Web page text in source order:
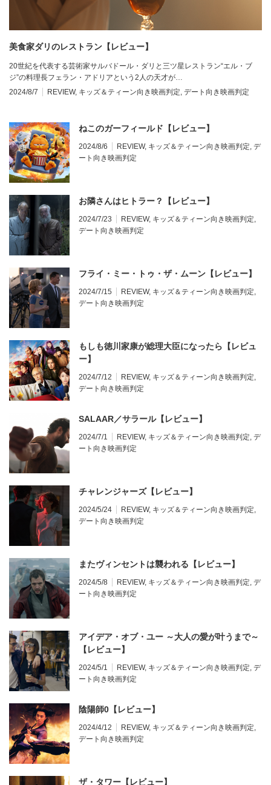
美食家ダリのレストラン【レビュー】
20世紀を代表する芸術家サルバドール・ダリと三ツ星レストラン“エル・ブ
ジ”の料理長フェラン・アドリアという2人の天才が…
2024/8/7
REVIEW, キッズ＆ティーン向き映画判定, デート向き映画判定
ねこのガーフィールド【レビュー】
2024/8/6 REVIEW, キッズ＆ティーン向き映画判定, デ
ート向き映画判定
お隣さんはヒトラー？【レビュー】
2024/7/23 REVIEW, キッズ＆ティーン向き映画判定,
デート向き映画判定
フライ・ミー・トゥ・ザ・ムーン【レビュー】
2024/7/15 REVIEW, キッズ＆ティーン向き映画判定,
デート向き映画判定
もしも徳川家康が総理大臣になったら【レビュ
ー】
2024/7/12 REVIEW, キッズ＆ティーン向き映画判定,
デート向き映画判定
SALAAR／サラール【レビュー】
2024/7/1 REVIEW, キッズ＆ティーン向き映画判定, デ
ート向き映画判定
チャレンジャーズ【レビュー】
2024/5/24 REVIEW, キッズ＆ティーン向き映画判定,
デート向き映画判定
またヴィンセントは襲われる【レビュー】
2024/5/8 REVIEW, キッズ＆ティーン向き映画判定, デ
ート向き映画判定
アイデア・オブ・ユー ～大人の愛が叶うまで～
【レビュー】
2024/5/1 REVIEW, キッズ＆ティーン向き映画判定, デ
ート向き映画判定
陰陽師0【レビュー】
2024/4/12 REVIEW, キッズ＆ティーン向き映画判定,
デート向き映画判定
ザ・タワー【レビュー】